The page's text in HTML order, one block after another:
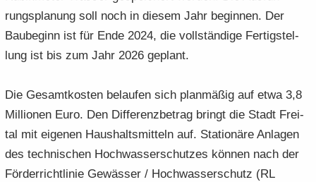
rungs­pla­nung soll noch in die­sem Jahr be­gin­nen. Der
Bau­be­ginn ist für Ende 2024, die voll­stän­di­ge Fer­tig­stel­
lung ist bis zum Jahr 2026 ge­plant.
Die Ge­samt­kos­ten be­lau­fen sich plan­mä­ßig auf etwa 3,8
Mil­lio­nen Euro. Den Dif­fe­renz­be­trag bringt die Stadt Frei­
tal mit ei­ge­nen Haus­halts­mit­teln auf. Sta­tio­nä­re An­la­gen
des tech­ni­schen Hoch­was­ser­schut­zes kön­nen nach der
För­der­richt­li­nie Ge­wäs­ser / Hoch­was­ser­schutz (RL